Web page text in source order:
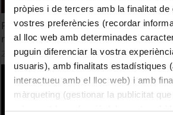
pròpies i de tercers amb la finalitat de
vostres preferències (recordar
al lloc web amb determinades
puguin diferenciar la vostra
usuaris), amb finalitats estadístiques
interactueu amb el lloc web) i amb
màrqueting (gestionar la publicitat que
adequant-la en funció dels vostres
Plenary Session: L.F. Cabeza Thermal
research lost in roadmaps?
26 October, 2022